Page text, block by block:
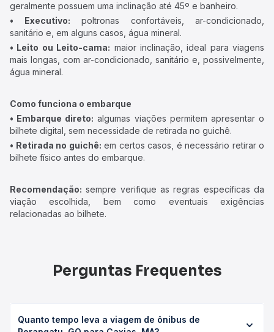
geralmente possuem uma inclinação até 45º e banheiro.
• Executivo: poltronas confortáveis, ar-condicionado,
sanitário e, em alguns casos, água mineral.
• Leito ou Leito-cama: maior inclinação, ideal para viagens
mais longas, com ar-condicionado, sanitário e, possivelmente,
água mineral.
Como funciona o embarque
• Embarque direto: algumas viações permitem apresentar o
bilhete digital, sem necessidade de retirada no guichê.
• Retirada no guichê: em certos casos, é necessário retirar o
bilhete físico antes do embarque.
Recomendação: sempre verifique as regras específicas da
viação escolhida, bem como eventuais exigências
relacionadas ao bilhete.
Perguntas Frequentes
Quanto tempo leva a viagem de ônibus de